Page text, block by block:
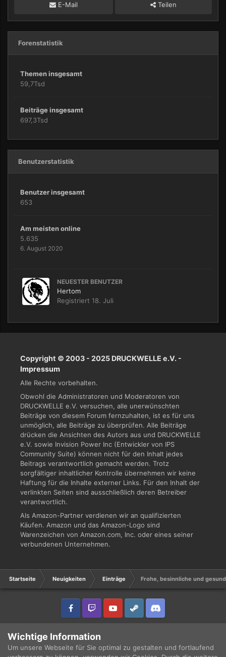
E-Mail Teilen
Forenstatistik
Themen insgesamt
59,7Tsd
Beiträge insgesamt
697,3Tsd
Benutzerstatistik
Benutzer insgesamt
653
Am meisten online
5.635
6. August 2020
NEUESTER BENUTZER
Hertom
Registriert 18. Juli
Copyright © 2003 - 2025 DRUCKWELLE e.V. -
Impressum
Alle Rechte vorbehalten.
Obwohl die Administratoren und Moderatoren von
DRUCKWELLE e.V. versuchen, alle unerwünschten
Beiträge von diesem Forum fernzuhalten, ist es für uns
unmöglich, alle Beiträge zu überprüfen. Alle Beiträge
drücken die Ansichten des Autors aus und DRUCKWELLE
e.V. sowie Invision Power Inc (Entwickler von IPS
Community Suite) können nicht für den Inhalt jedes
Beitrags verantwortlich gemacht werden. Trotz
sorgfältiger inhaltlicher Kontrolle übernehmen wir keine
Haftung für die Inhalte externer Links. Für den Inhalt der
verlinkten Seiten sind ausschließlich deren Betreiber
verantwortlich.
Als Amazon-Partner verdienen wir an qualifizierten
Käufen. Amazon und das Amazon-Logo sind
Warenzeichen von Amazon.com, Inc. oder eines seiner
verbundenen Unternehmen.
Startseite Neuigkeiten Einträge Frohe, besinnliche und
Copyright © 2003 - 2021 DRUCKWELLE e.V. -
Powered by Invision Community
Wichtige Information
Um unsere Webseite für Sie optimal zu gestalten und fortlaufend